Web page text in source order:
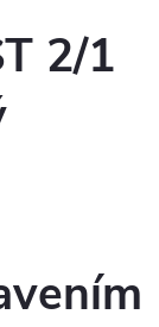
2/1